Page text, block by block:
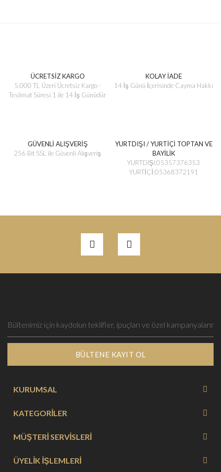
ÜCRETSİZ KARGO
5.000 TL Üzeri Ücretsiz Kargo -
Teslimat Süresi 1 ile 14 İş Günüdür
KOLAY İADE
14 İş Günü İçerisinde Cayma Hakkı
GÜVENLİ ALIŞVERİŞ
256 Bit SSL ile Güvenli Alışveriş
YURTDIŞI / YURTİÇİ TOPTAN VE
BAYİLİK
YURTDIŞI:05357376353
YURTİÇİ:05368372191
BÜLTENE KAYIT OL
KURUMSAL
KATEGORİLER
MÜŞTERİ SERVİSLERİ
ÜYELİK İŞLEMLERİ